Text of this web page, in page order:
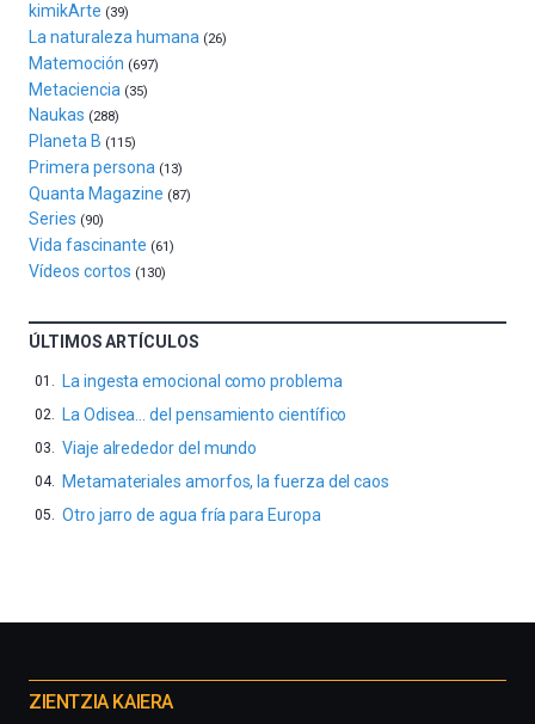
del
16
de
septiembre
al
4
de
octubre.
La
iniciativa,
organizada
Cátedra…
kimikArte (39)
La naturaleza humana (26)
Matemoción (697)
Metaciencia (35)
Naukas (288)
Planeta B (115)
Primera persona (13)
Quanta Magazine (87)
Series (90)
Vida fascinante (61)
Vídeos cortos (130)
ÚLTIMOS ARTÍCULOS
La ingesta emocional como problema
La Odisea… del pensamiento científico
Viaje alrededor del mundo
Metamateriales amorfos, la fuerza del caos
Otro jarro de agua fría para Europa
proyectos
ZIENTZIA KAIERA